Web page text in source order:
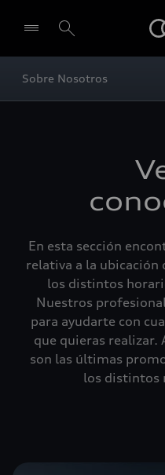
Sobre Nosotros
En esta sección
relativa a la ubicación
los distintos
Nuestros
para ayudarte con
que quieras realizar.
son las últimas
los distintos